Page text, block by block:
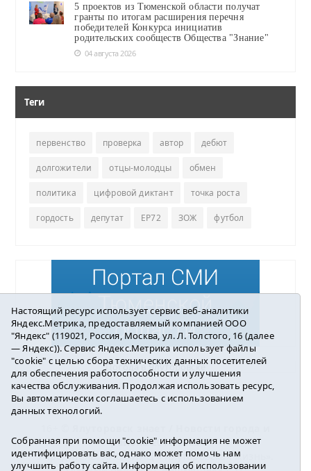
5 проектов из Тюменской области получат
гранты по итогам расширения перечня
победителей Конкурса инициатив
родительских сообществ Общества "Знание"
04 августа 2026
Теги
первенство проверка автор дебют
долгожители отцы-молодцы обмен
политика цифровой диктант точка роста
гордость депутат ЕР72 ЗОЖ футбол
Погода в Ялуторовске
района2016-2023
Учредитель: АНО «ИИЦ « Ялуторовская жизнь».
Настоящий ресурс использует сервис веб-аналитики
Яндекс.Метрика, предоставляемый компанией ООО
"Яндекс" (119021, Россия, Москва, ул. Л. Толстого, 16 (далее
— Яндекс)). Сервис Яндекс.Метрика использует файлы
"cookie" с целью сбора технических данных посетителей
для обеспечения работоспособности и улучшения
качества обслуживания. Продолжая использовать ресурс,
Вы автоматически соглашаетесь с использованием
данных технологий.
Собранная при помощи "cookie" информация не может
идентифицировать вас, однако может помочь нам
улучшить работу сайта. Информация об использовании